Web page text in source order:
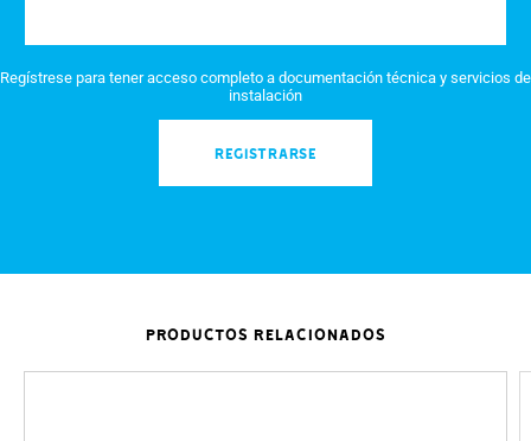
Regístrese para tener acceso completo a documentación técnica y servicios de
instalación
REGISTRARSE
PRODUCTOS RELACIONADOS